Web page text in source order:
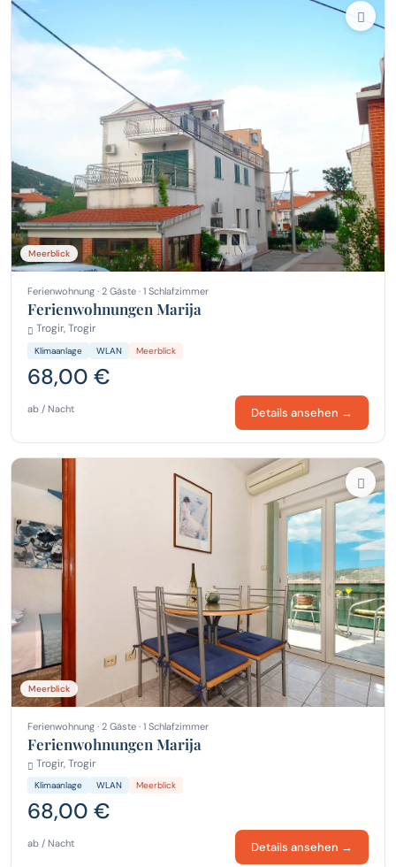
Meerblick
Ferienwohnung · 2 Gäste · 1 Schlafzimmer
Ferienwohnungen Marija
Trogir, Trogir
Klimaanlage WLAN Meerblick
68,00 €
ab / Nacht Details ansehen →
Meerblick
Ferienwohnung · 2 Gäste · 1 Schlafzimmer
Ferienwohnungen Marija
Trogir, Trogir
Klimaanlage WLAN Meerblick
68,00 €
ab / Nacht Details ansehen →